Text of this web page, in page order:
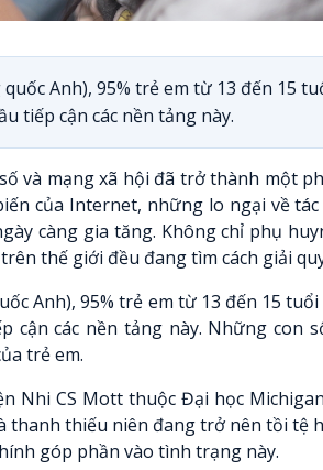
Anh), 95% trẻ em từ 13 đến 15
tiếp cận các nền tảng này.
và mạng xã hội đã trở thành một
của Internet, những lo ngại về
càng gia tăng. Không chỉ phụ
thế giới đều đang tìm cách giải
Anh), 95% trẻ em từ 13 đến 15
các nền tảng này. Những con
trẻ em.
Nhi CS Mott thuộc Đại học
thanh thiếu niên đang trở nên tồi tệ
góp phần vào tình trạng này.